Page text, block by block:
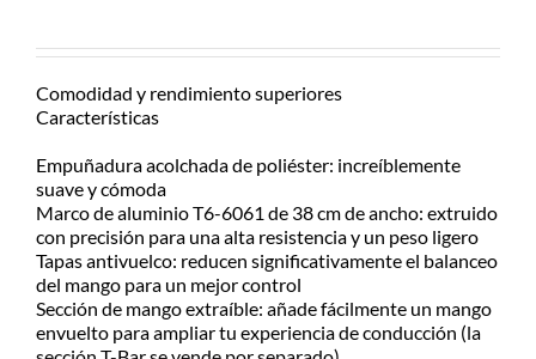
recargo día de lluvia, Previo
Whatsapp.
ENVÍOS A TODO EL PAÍS
Consultá el costo con tu código
postal en el producto a comprar
Despachamos dentro de las 24hs
de realizada la compra. Recibilo de
2 a 5 días.
Obrien
15"
c/Silicone
Comodidad y rendimiento superiores
Características
Empuñadura acolchada de poliéster: increíblemente
suave y cómoda
Marco de aluminio T6-6061 de 38 cm de ancho: extruido
con precisión para una alta resistencia y un peso ligero
Tapas antivuelco: reducen significativamente el balanceo
del mango para un mejor control
Sección de mango extraíble: añade fácilmente un mango
envuelto para ampliar tu experiencia de conducción (la